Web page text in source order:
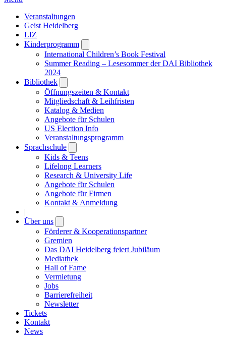
Veranstaltungen
Geist Heidelberg
LIZ
Kinderprogramm
submenu
International Children’s Book Festival
Summer Reading – Lesesommer der DAI Bibliothek
2024
Bibliothek
submenu
Öffnungszeiten & Kontakt
Mitgliedschaft & Leihfristen
Katalog & Medien
Angebote für Schulen
US Election Info
Veranstaltungsprogramm
Sprachschule
submenu
Kids & Teens
Lifelong Learners
Research & University Life
Angebote für Schulen
Angebote für Firmen
Kontakt & Anmeldung
|
Über uns
submenu
Förderer & Kooperationspartner
Gremien
Das DAI Heidelberg feiert Jubiläum
Mediathek
Hall of Fame
Vermietung
Jobs
Barrierefreiheit
Newsletter
Tickets
Kontakt
News